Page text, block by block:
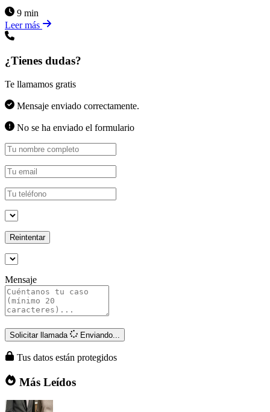
9 min
Leer más
¿Tienes dudas?
Te llamamos gratis
Mensaje enviado correctamente.
No se ha enviado el formulario
Reintentar
Mensaje
Solicitar llamada Enviando...
Tus datos están protegidos
Más Leídos